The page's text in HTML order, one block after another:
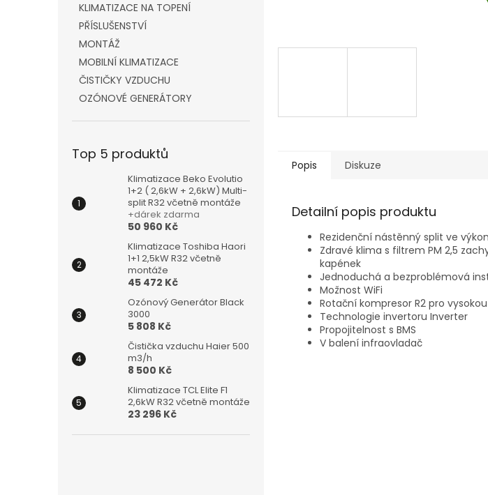
KLIMATIZACE NA TOPENÍ
PŘÍSLUŠENSTVÍ
MONTÁŽ
MOBILNÍ KLIMATIZACE
ČISTIČKY VZDUCHU
OZÓNOVÉ GENERÁTORY
Top 5 produktů
Klimatizace Beko Evolutio
1+2 ( 2,6kW + 2,6kW) Multi-
split R32 včetně montáže
+dárek zdarma
50 960 Kč
Klimatizace Toshiba Haori
1+1 2,5kW R32 včetně
montáže
45 472 Kč
Ozónový Generátor Black
3000
5 808 Kč
Čistička vzduchu Haier 500
m3/h
8 500 Kč
Klimatizace TCL Elite F1
2,6kW R32 včetně montáže
23 296 Kč
Popis Diskuze
Detailní popis produktu
Rezidenční nástěnný split ve
Zdravé klima s filtrem PM 2,5
kapének
Jednoduchá a bezproblémová
Možnost WiFi
Rotační kompresor R2 pro
Technologie invertoru Inverter
Propojitelnost s BMS
V balení infraovladač